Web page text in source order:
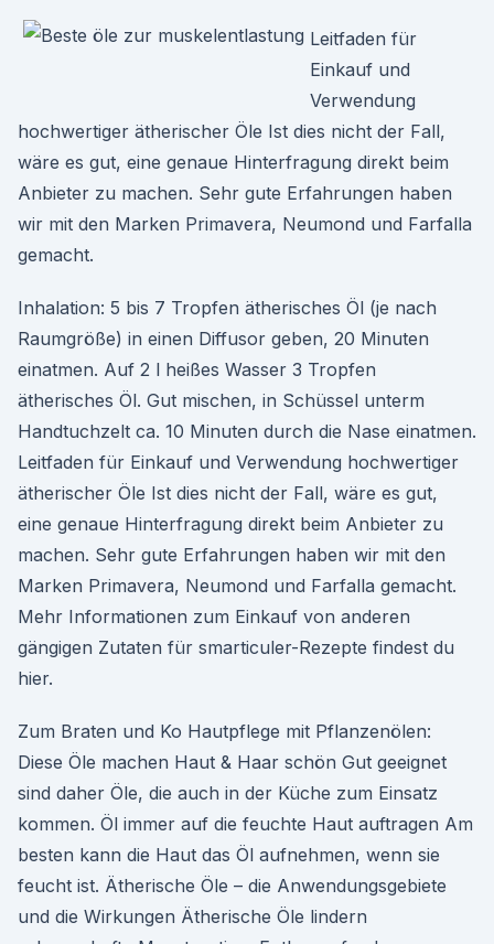
Leitfaden für
Einkauf und
Verwendung
hochwertiger ätherischer Öle Ist dies nicht der Fall,
wäre es gut, eine genaue Hinterfragung direkt beim
Anbieter zu machen. Sehr gute Erfahrungen haben
wir mit den Marken Primavera, Neumond und Farfalla
gemacht.
Inhalation: 5 bis 7 Tropfen ätherisches Öl (je nach
Raumgröße) in einen Diffusor geben, 20 Minuten
einatmen. Auf 2 l heißes Wasser 3 Tropfen
ätherisches Öl. Gut mischen, in Schüssel unterm
Handtuchzelt ca. 10 Minuten durch die Nase einatmen.
Leitfaden für Einkauf und Verwendung hochwertiger
ätherischer Öle Ist dies nicht der Fall, wäre es gut,
eine genaue Hinterfragung direkt beim Anbieter zu
machen. Sehr gute Erfahrungen haben wir mit den
Marken Primavera, Neumond und Farfalla gemacht.
Mehr Informationen zum Einkauf von anderen
gängigen Zutaten für smarticuler-Rezepte findest du
hier.
Zum Braten und Ko Hautpflege mit Pflanzenölen:
Diese Öle machen Haut & Haar schön Gut geeignet
sind daher Öle, die auch in der Küche zum Einsatz
kommen. Öl immer auf die feuchte Haut auftragen Am
besten kann die Haut das Öl aufnehmen, wenn sie
feucht ist. Ätherische Öle – die Anwendungsgebiete
und die Wirkungen Ätherische Öle lindern